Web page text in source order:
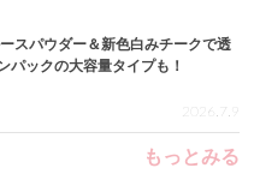
スパウダー＆新色白みチークで透
ックの大容量タイプも！
2026.7.9
もっとみる